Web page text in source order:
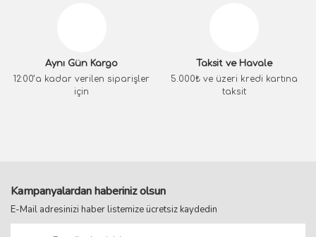
Aynı Gün Kargo
12:00’a kadar verilen siparişler
için
Taksit ve Havale
5.000₺ ve üzeri kredi kartına
taksit
Kampanyalardan haberiniz olsun
E-Mail adresinizi haber listemize ücretsiz kaydedin